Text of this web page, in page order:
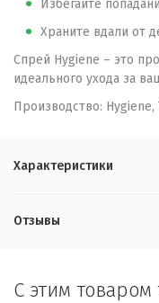
Избегайте
Храните вдали от
Спрей Hygiene – это
идеального ухода за
Производство: Hygiene,
Характеристики
Отзывы
C этим